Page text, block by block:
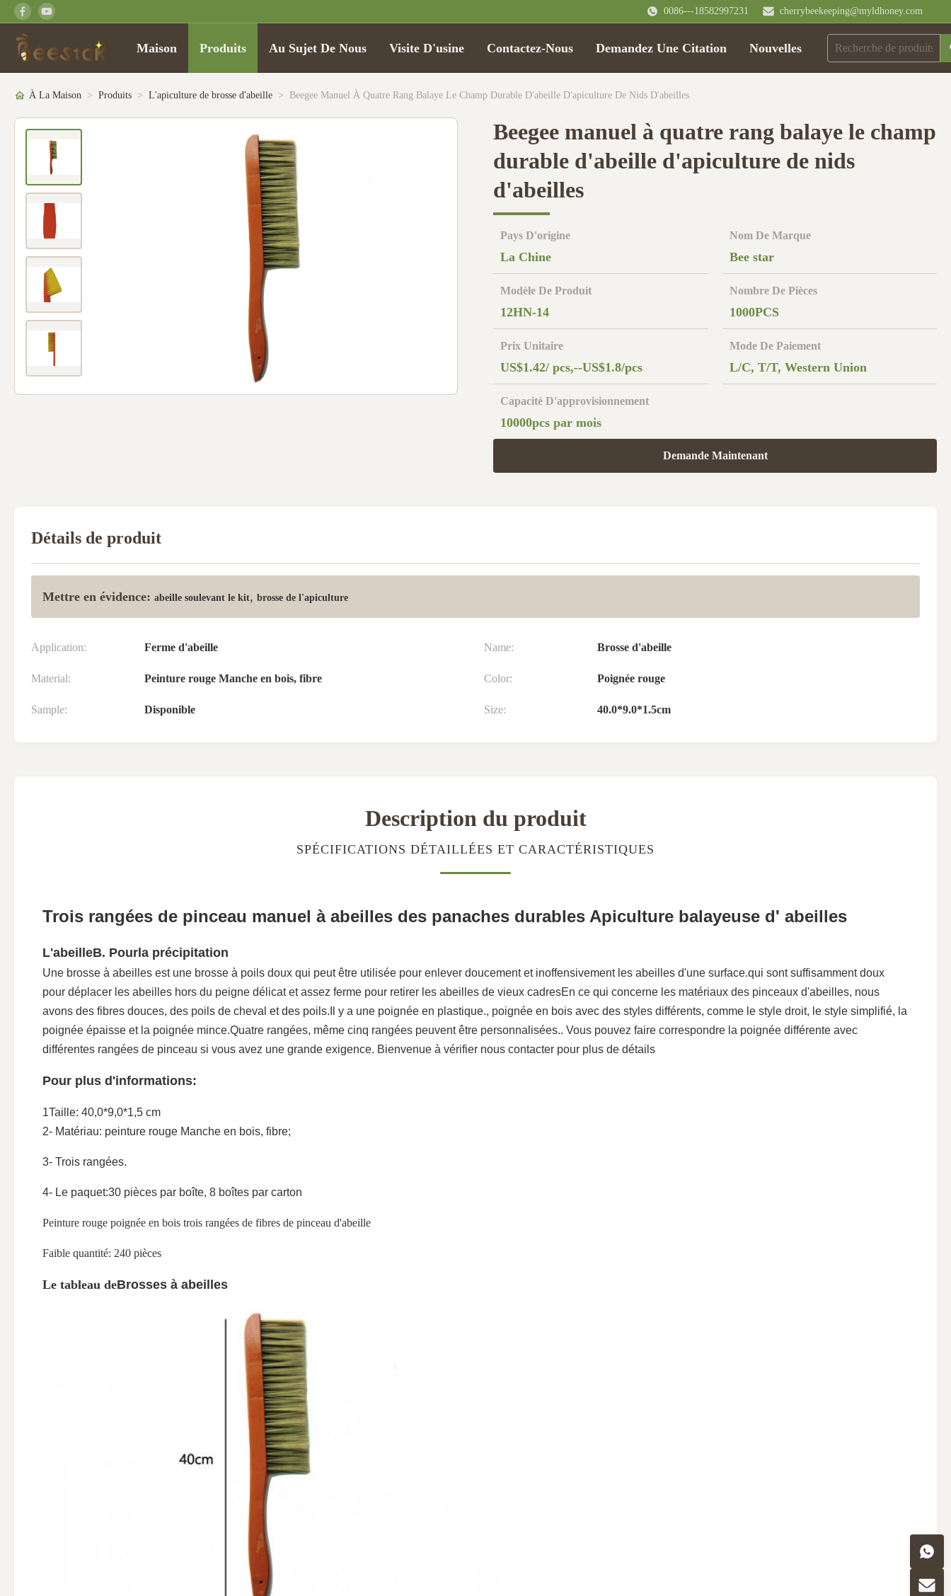
0086---18582997231 cherrybeekeeping@myldhoney.com
Maison Produits Au Sujet De Nous Visite D'usine Contactez-Nous Demandez Une Citation Nouvelles
À La Maison > Produits > L'apiculture de brosse d'abeille > Beegee Manuel À Quatre Rang Balaye Le Champ Durable D'abeille D'apiculture De Nids D'abeilles
Beegee manuel à quatre rang balaye le champ
durable d'abeille d'apiculture de nids
d'abeilles
Pays D'origine
La Chine
Nom De Marque
Bee star
Modèle De Produit
12HN-14
Nombre De Pièces
1000PCS
Prix Unitaire
US$1.42/ pcs,--US$1.8/pcs
Mode De Paiement
L/C, T/T, Western Union
Capacité D'approvisionnement
10000pcs par mois
Demande Maintenant
Détails de produit
Mettre en évidence: abeille soulevant le kit, brosse de l'apiculture
Application: Ferme d'abeille Name: Brosse d'abeille
Material: Peinture rouge Manche en bois, fibre Color: Poignée rouge
Sample: Disponible Size: 40.0*9.0*1.5cm
Description du produit
SPÉCIFICATIONS DÉTAILLÉES ET CARACTÉRISTIQUES
Trois rangées de pinceau manuel à abeilles des panaches durables Apiculture balayeuse d' abeilles
L'abeilleB. Pour la précipitation
Une brosse à abeilles est une brosse à poils doux qui peut être utilisée pour enlever doucement et inoffensivement les abeilles d'une surface.qui sont suffisamment doux
pour déplacer les abeilles hors du peigne délicat et assez ferme pour retirer les abeilles de vieux cadresEn ce qui concerne les matériaux des pinceaux d'abeilles, nous
avons des fibres douces, des poils de cheval et des poils.Il y a une poignée en plastique., poignée en bois avec des styles différents, comme le style droit, le style simplifié, la
poignée épaisse et la poignée mince.Quatre rangées, même cinq rangées peuvent être personnalisées.. Vous pouvez faire correspondre la poignée différente avec
différentes rangées de pinceau si vous avez une grande exigence. Bienvenue à vérifier nous contacter pour plus de détails
Pour plus d'informations:
1Taille: 40,0*9,0*1,5 cm
2- Matériau: peinture rouge Manche en bois, fibre;
3- Trois rangées.
4- Le paquet:30 pièces par boîte, 8 boîtes par carton
Peinture rouge poignée en bois trois rangées de fibres de pinceau d'abeille
Faible quantité: 240 pièces
Le tableau deBrosses à abeilles